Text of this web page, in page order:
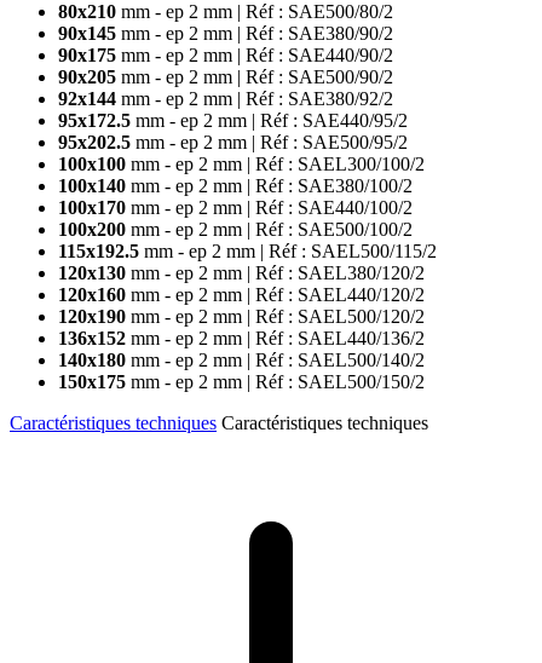
80x210 mm - ep 2 mm | Réf : SAE500/80/2
90x145 mm - ep 2 mm | Réf : SAE380/90/2
90x175 mm - ep 2 mm | Réf : SAE440/90/2
90x205 mm - ep 2 mm | Réf : SAE500/90/2
92x144 mm - ep 2 mm | Réf : SAE380/92/2
95x172.5 mm - ep 2 mm | Réf : SAE440/95/2
95x202.5 mm - ep 2 mm | Réf : SAE500/95/2
100x100 mm - ep 2 mm | Réf : SAEL300/100/2
100x140 mm - ep 2 mm | Réf : SAE380/100/2
100x170 mm - ep 2 mm | Réf : SAE440/100/2
100x200 mm - ep 2 mm | Réf : SAE500/100/2
115x192.5 mm - ep 2 mm | Réf : SAEL500/115/2
120x130 mm - ep 2 mm | Réf : SAEL380/120/2
120x160 mm - ep 2 mm | Réf : SAEL440/120/2
120x190 mm - ep 2 mm | Réf : SAEL500/120/2
136x152 mm - ep 2 mm | Réf : SAEL440/136/2
140x180 mm - ep 2 mm | Réf : SAEL500/140/2
150x175 mm - ep 2 mm | Réf : SAEL500/150/2
Caractéristiques techniques Caractéristiques techniques